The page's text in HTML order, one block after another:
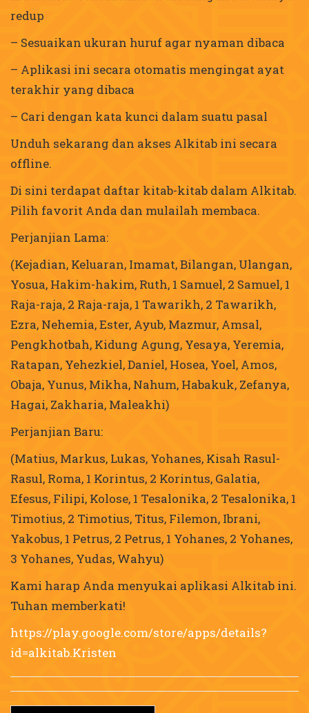
redup
– Sesuaikan ukuran huruf agar nyaman dibaca
– Aplikasi ini secara otomatis mengingat ayat
terakhir yang dibaca
– Cari dengan kata kunci dalam suatu pasal
Unduh sekarang dan akses Alkitab ini secara
offline.
Di sini terdapat daftar kitab-kitab dalam Alkitab.
Pilih favorit Anda dan mulailah membaca.
Perjanjian Lama:
(Kejadian, Keluaran, Imamat, Bilangan, Ulangan,
Yosua, Hakim-hakim, Ruth, 1 Samuel, 2 Samuel, 1
Raja-raja, 2 Raja-raja, 1 Tawarikh, 2 Tawarikh,
Ezra, Nehemia, Ester, Ayub, Mazmur, Amsal,
Pengkhotbah, Kidung Agung, Yesaya, Yeremia,
Ratapan, Yehezkiel, Daniel, Hosea, Yoel, Amos,
Obaja, Yunus, Mikha, Nahum, Habakuk, Zefanya,
Hagai, Zakharia, Maleakhi)
Perjanjian Baru:
(Matius, Markus, Lukas, Yohanes, Kisah Rasul-
Rasul, Roma, 1 Korintus, 2 Korintus, Galatia,
Efesus, Filipi, Kolose, 1 Tesalonika, 2 Tesalonika, 1
Timotius, 2 Timotius, Titus, Filemon, Ibrani,
Yakobus, 1 Petrus, 2 Petrus, 1 Yohanes, 2 Yohanes,
3 Yohanes, Yudas, Wahyu)
Kami harap Anda menyukai aplikasi Alkitab ini.
Tuhan memberkati!
https://play.google.com/store/apps/details?
id=alkitab.Kristen